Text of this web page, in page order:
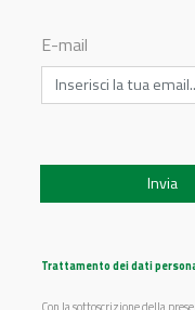
Testata giornalistica
Chi siamo
Prodotti
E-mail
Trattamento dei dati